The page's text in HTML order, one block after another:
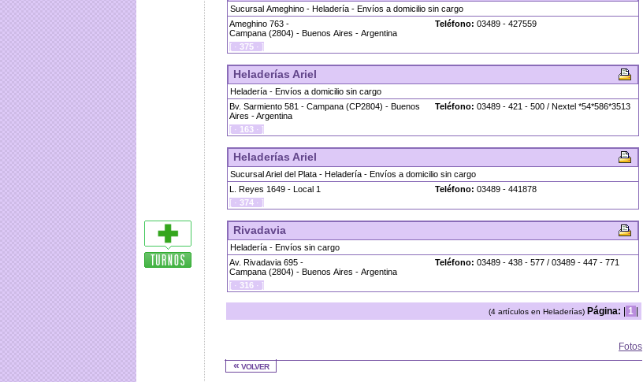
Sucursal Ameghino - Heladería - Envíos a domicilio sin cargo
Ameghino 763 -
Campana (2804) - Buenos Aires - Argentina
[ · 375 · ]
Teléfono: 03489 - 427559
Heladerías Ariel
Heladería - Envíos a domicilio sin cargo
Bv. Sarmiento 581 - Campana (CP2804) - Buenos
Aires - Argentina
[ · 163 · ]
Teléfono: 03489 - 421 - 500 / Nextel *54*586*3513
Heladerías Ariel
Sucursal Ariel del Plata - Heladería - Envíos a domicilio sin cargo
L. Reyes 1649 - Local 1
[ · 374 · ]
Teléfono: 03489 - 441878
Rivadavia
Heladería - Envíos sin cargo
Av. Rivadavia 695 -
Campana (2804) - Buenos Aires - Argentina
[ · 316 · ]
Teléfono: 03489 - 438 - 577 / 03489 - 447 - 771
(4 artículos en Heladerías) Página: 1
Fotos
« volver